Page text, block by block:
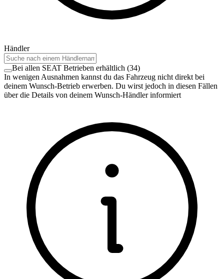
Händler
Bei allen SEAT Betrieben erhältlich (34)
In wenigen Ausnahmen kannst du das Fahrzeug nicht direkt bei
deinem Wunsch-Betrieb erwerben. Du wirst jedoch in diesen Fällen
über die Details von deinem Wunsch-Händler informiert